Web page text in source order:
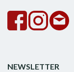
NEWSLETTER